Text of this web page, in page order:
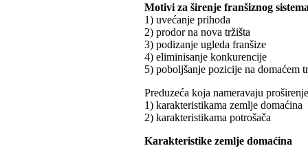
Motivi za širenje franšiznog
1) uvećanje prihoda
2) prodor na nova tržišta
3) podizanje ugleda franšize
4) eliminisanje konkurencije
5) poboljšanje pozicije na domaćem
Preduzeća koja nameravaju
1) karakteristikama zemlje domaćina
2) karakteristikama potrošača
Karakteristike zemlje domaćina